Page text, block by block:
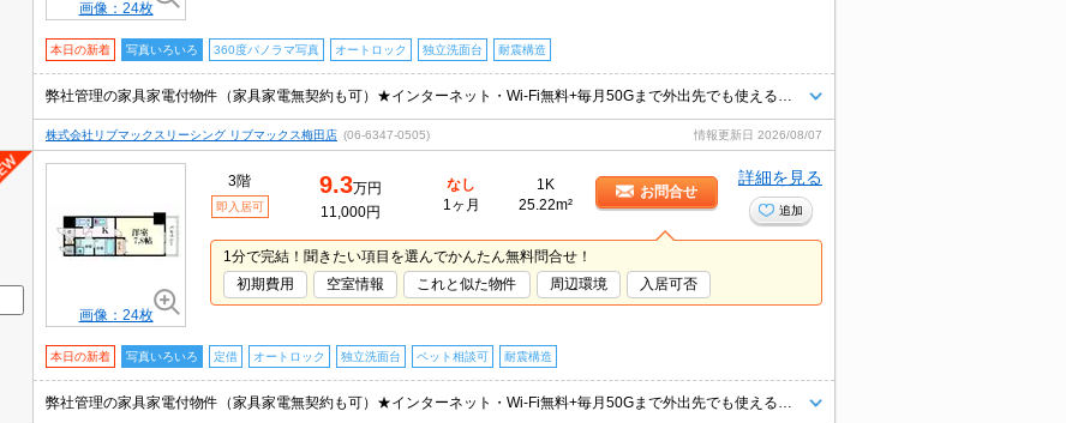
画像：24枚
本日の新着 写真いろいろ 360度パノラマ写真 オートロック 独立洗面台 耐震構造
株式会社リブマックスリーシング リブマックス梅田店 (06-6347-0505) 情報更新日 2026/08/07
画像：24枚
3階
即入居可
9.3万円
11,000円
なし
1ヶ月
1K
25.22m²
お問合せ
詳細を見る
追加
1分で完結！聞きたい項目を選んでかんたん無料問合せ！
初期費用
空室情報 これと似た物件 周辺環境 入居可否
本日の新着 写真いろいろ 定借 オートロック 独立洗面台 ペット相談可 耐震構造